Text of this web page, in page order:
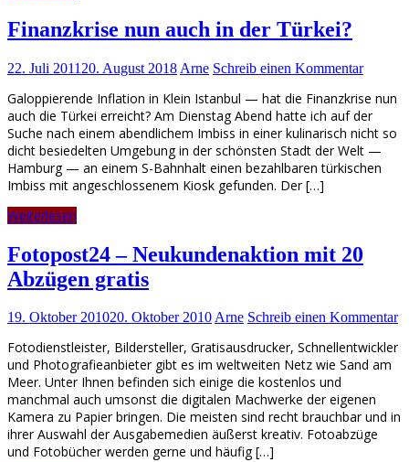
Finanzkrise nun auch in der Türkei?
22. Juli 2011 20. August 2018 Arne Schreib einen Kommentar
Galoppierende Inflation in Klein Istanbul — hat die Finanzkrise nun
auch die Türkei erreicht? Am Dienstag Abend hatte ich auf der
Suche nach einem abendlichem Imbiss in einer kulinarisch nicht so
dicht besiedelten Umgebung in der schönsten Stadt der Welt —
Hamburg — an einem S-Bahnhalt einen bezahlbaren türkischen
Imbiss mit angeschlossenem Kiosk gefunden. Der […]
Weiterlesen
Fotopost24 – Neukundenaktion mit 20
Abzügen gratis
19. Oktober 201020. Oktober 2010Arne Schreib einen Kommentar
Fotodienstleister, Bildersteller, Gratisausdrucker, Schnellentwickler
und Photografieanbieter gibt es im weltweiten Netz wie Sand am
Meer. Unter Ihnen befinden sich einige die kostenlos und
manchmal auch umsonst die digitalen Machwerke der eigenen
Kamera zu Papier bringen. Die meisten sind recht brauchbar und in
ihrer Auswahl der Ausgabemedien äußerst kreativ. Fotoabzüge
und Fotobücher werden gerne und häufig […]